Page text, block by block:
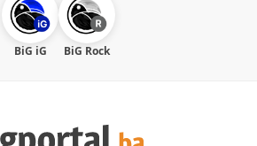
BiG iG BiG Rock